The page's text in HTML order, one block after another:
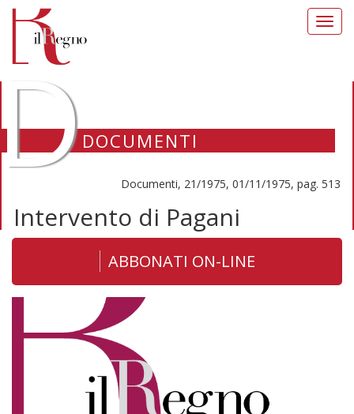
DOCUMENTI
Documenti, 21/1975, 01/11/1975, pag. 513
Intervento di Pagani
ABBONATI ON-LINE